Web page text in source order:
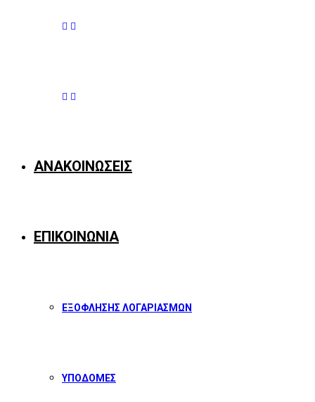
ΑΝΑΚΟΙΝΩΣΕΙΣ
ΕΠΙΚΟΙΝΩΝΙΑ
ΕΞΟΦΛΗΣΗΣ ΛΟΓΑΡΙΑΣΜΩΝ
ΥΠΟΔΟΜΕΣ